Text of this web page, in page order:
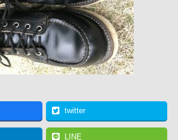
twitter
LINE